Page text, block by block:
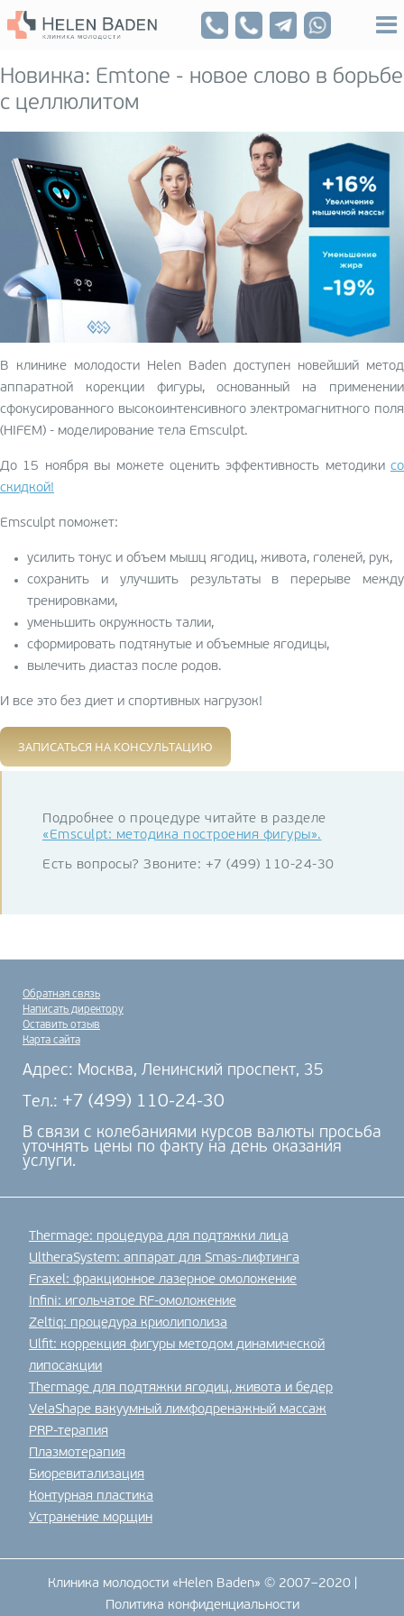
Новинка: Emtone - новое слово в борьбе
с целлюлитом
В клинике молодости Helen Baden доступен новейший метод
аппаратной корекции фигуры, основанный на применении
сфокусированного высокоинтенсивного электромагнитного поля
(HIFEM) - моделирование тела Emsculpt.
До 15 ноября вы можете оценить эффективность методики со
скидкой!
Emsculpt поможет:
усилить тонус и объем мышц ягодиц, живота, голеней, рук,
сохранить и улучшить результаты в перерыве между
тренировками,
уменьшить окружность талии,
сформировать подтянутые и объемные ягодицы,
вылечить диастаз после родов.
И все это без диет и спортивных нагрузок!
ЗАПИСАТЬСЯ НА КОНСУЛЬТАЦИЮ
Подробнее о процедуре читайте в разделе
«Emsculpt: методика построения фигуры».
Есть вопросы? Звоните: +7 (499) 110-24-30
Обратная связь
Написать директору
Оставить отзыв
Карта сайта
Адрес: Москва, Ленинский проспект, 35
Тел.: +7 (499) 110-24-30
В связи с колебаниями курсов валюты просьба
уточнять цены по факту на день оказания
услуги.
Thermage: процедура для подтяжки лица
UltheraSystem: аппарат для Smas-лифтинга
Fraxel: фракционное лазерное омоложение
Infini: игольчатое RF-омоложение
Zeltiq: процедура криолиполиза
Ulfit: коррекция фигуры методом динамической
липосакции
Thermage для подтяжки ягодиц, живота и бедер
VelaShape вакуумный лимфодренажный массаж
PRP-терапия
Плазмотерапия
Биоревитализация
Контурная пластика
Устранение морщин
Клиника молодости «Helen Baden» © 2007–2020 |
Политика конфиденциальности